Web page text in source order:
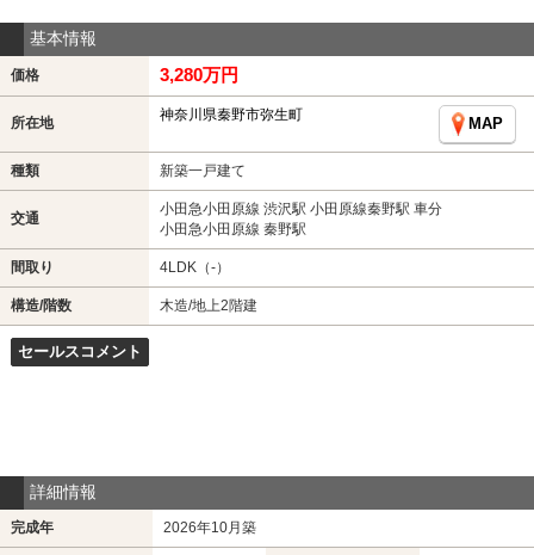
基本情報
価格 3,280万円
所在地 神奈川県秦野市弥生町
MAP
種類 新築一戸建て
交通
小田急小田原線 渋沢駅 小田原線秦野駅 車分
小田急小田原線 秦野駅
間取り 4LDK（-）
構造/階数 木造/地上2階建
セールスコメント
詳細情報
完成年 2026年10月築